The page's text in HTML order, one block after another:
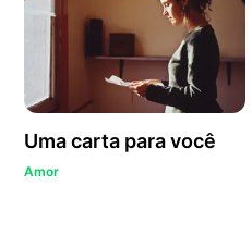
Uma carta para você
Amor